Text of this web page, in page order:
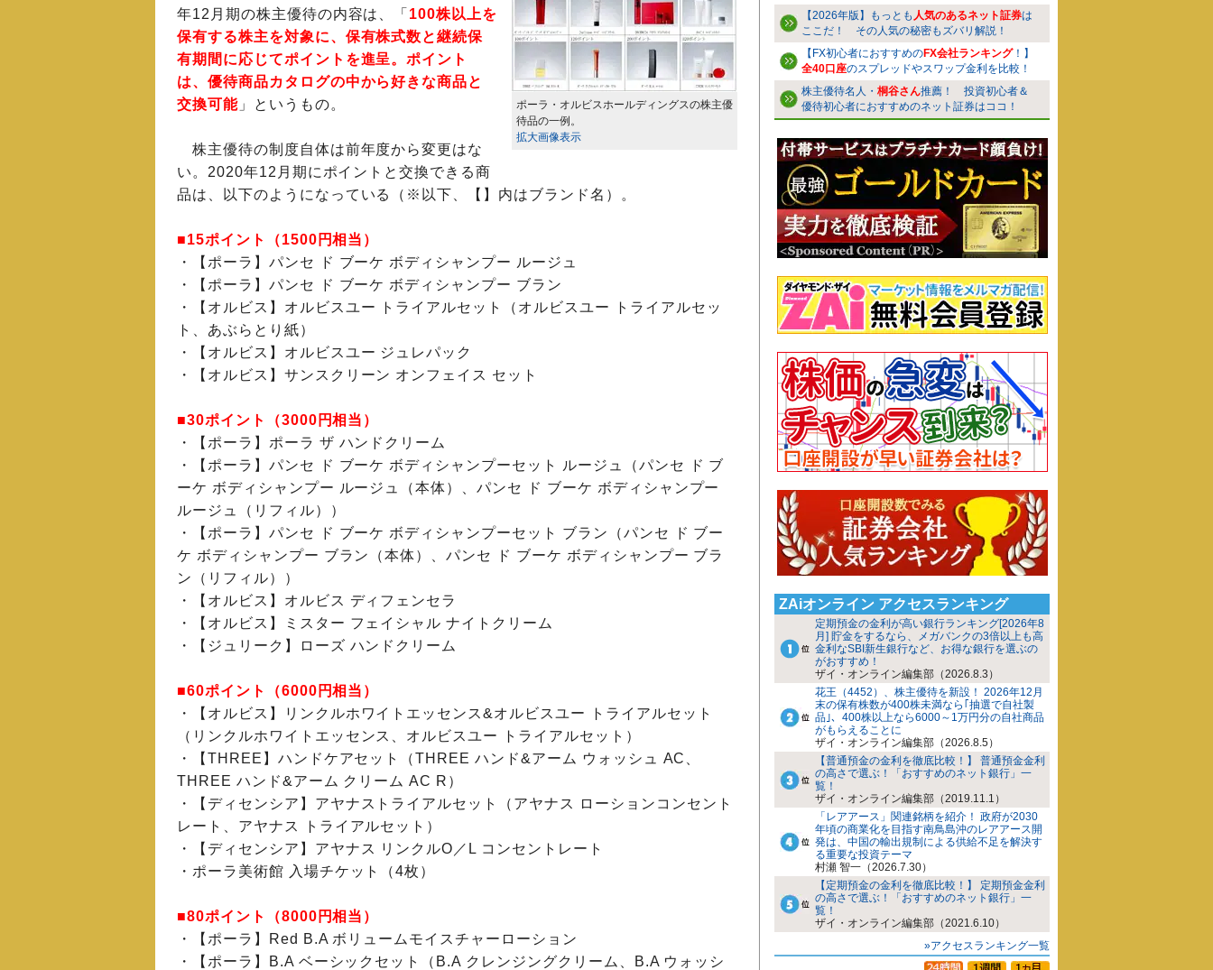
ポーラ・オルビスホールディングスの株主優
待品の一例。
拡大画像表示
年12月期の株主優待の内容は、「 100株以上を
保有する株主を対象に、保有株式数と継続保
有期間に応じてポイントを進呈。ポイント
は、優待商品カタログの中から好きな商品と
交換可能」というもの。
株主優待の制度自体は前年度から変更はな
い。2020年12月期にポイントと交換できる商
品は、以下のようになっている（※以下、【】内はブランド名）。
■15ポイント（1500円相当）
・【ポーラ】パンセ ド ブーケ ボディシャンプー ルージュ
・【ポーラ】パンセ ド ブーケ ボディシャンプー ブラン
・【オルビス】オルビスユー トライアルセット（オルビスユー トライアルセッ
ト、あぶらとり紙）
・【オルビス】オルビスユー ジュレパック
・【オルビス】サンスクリーン オンフェイス セット
■30ポイント（3000円相当）
・【ポーラ】ポーラ ザ ハンドクリーム
・【ポーラ】パンセ ド ブーケ ボディシャンプーセット ルージュ（パンセ ド ブ
ーケ ボディシャンプー ルージュ（本体）、パンセ ド ブーケ ボディシャンプー
ルージュ（リフィル））
・【ポーラ】パンセ ド ブーケ ボディシャンプーセット ブラン（パンセ ド ブー
ケ ボディシャンプー ブラン（本体）、パンセ ド ブーケ ボディシャンプー ブラ
ン（リフィル））
・【オルビス】オルビス ディフェンセラ
・【オルビス】ミスター フェイシャル ナイトクリーム
・【ジュリーク】ローズ ハンドクリーム
■60ポイント（6000円相当）
・【オルビス】リンクルホワイトエッセンス&オルビスユー トライアルセット
（リンクルホワイトエッセンス、オルビスユー トライアルセット）
・【THREE】ハンドケアセット（THREE ハンド&アーム ウォッシュ AC、
THREE ハンド&アーム クリーム AC R）
・【ディセンシア】アヤナストライアルセット（アヤナス ローションコンセント
レート、アヤナス トライアルセット）
・【ディセンシア】アヤナス リンクルO／L コンセントレート
・ポーラ美術館 入場チケット（4枚）
■80ポイント（8000円相当）
・【ポーラ】Red B.A ボリュームモイスチャーローション
・【ポーラ】B.A ベーシックセット（B.A クレンジングクリーム、B.A ウォッシ
【2026年版】もっとも 人気のあるネット証券は
ここだ！ その人気の秘密もズバリ解説！
【FX初心者におすすめのFX会社ランキング！】
全40口座のスプレッドやスワップ金利を比較！
株主優待名人・ 桐谷さん推薦！ 投資初心者＆
優待初心者におすすめのネット証券はココ！
ZAiオンライン アクセスランキング
定期預金の金利が高い銀行ランキング[2026年8
月] 貯金をするなら、メガバンクの3倍以上も高
金利なSBI新生銀行など、お得な銀行を選ぶの
がおすすめ！
ザイ・オンライン編集部（2026.8.3）
花王（4452）、株主優待を新設！ 2026年12月
末の保有株数が400株未満なら｢抽選で自社製
品｣、400株以上なら6000～1万円分の自社商品
がもらえることに
ザイ・オンライン編集部（2026.8.5）
【普通預金の金利を徹底比較！】 普通預金金利
の高さで選ぶ！「おすすめのネット銀行」一
覧！
ザイ・オンライン編集部（2019.11.1）
「レアアース」関連銘柄を紹介！ 政府が2030
年頃の商業化を目指す南鳥島沖のレアアース開
発は、中国の輸出規制による供給不足を解決す
る重要な投資テーマ
村瀬 智一（2026.7.30）
【定期預金の金利を徹底比較！】 定期預金金利
の高さで選ぶ！「おすすめのネット銀行」一
覧！
ザイ・オンライン編集部（2021.6.10）
»アクセスランキング一覧